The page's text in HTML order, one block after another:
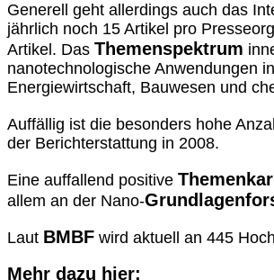
Generell geht allerdings auch das
jährlich noch 15 Artikel pro
Artikel. Das Themenspektrum
nanotechnologische Anwendungen
Energiewirtschaft, Bauwesen und
Auffällig ist die besonders hohe
der Berichterstattung in 2008.
Eine auffallend positive
allem an der Nano-
Laut BMBF wird aktuell an 445
Mehr dazu hier: